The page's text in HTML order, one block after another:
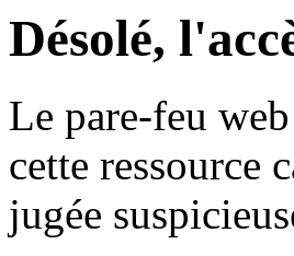
Désolé,
Le pare-feu
cette ressource
jugée